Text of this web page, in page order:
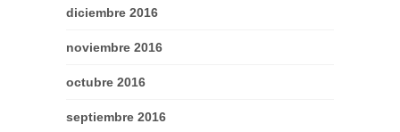
diciembre 2016
noviembre 2016
octubre 2016
septiembre 2016